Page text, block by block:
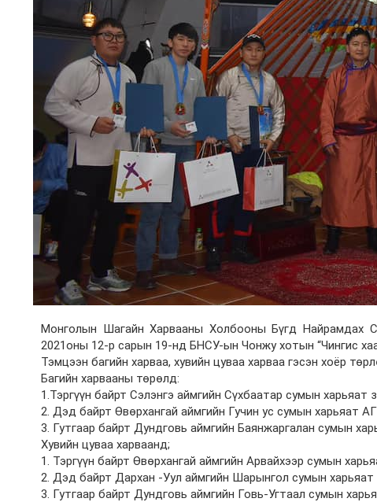
Монголын Шагайн Харвааны Холбооны Бүгд Найрамдах
2021оны 12-р сарын 19-нд БНСУ-ын Чонжу хотын “Чингис
Тэмцээн багийн харваа, хувийн цуваа харваа гэсэн хоёр
Багийн харвааны төрөлд:
1.Тэргүүн байрт Сэлэнгэ аймгийн Сүхбаатар сумын харьяат
2. Дэд байрт Өвөрхангай аймгийн Гучин ус сумын харьяат
3. Гутгаар байрт Дундговь аймгийн Баянжаргалан сумын
Хувийн цуваа харваанд;
1. Тэргүүн байрт Өвөрхангай аймгийн Арвайхээр сумын
2. Дэд байрт Дархан -Уул аймгийн Шарынгол сумын харьяат
3. Гутгаар байрт Дундговь аймгийн Говь-Угтаал сумын